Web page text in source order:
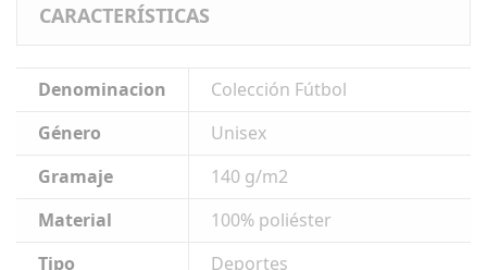
CARACTERÍSTICAS
Denominacion
Colección Fútbol
Género
Unisex
Gramaje
140 g/m2
Material
100% poliéster
Tipo
Deportes